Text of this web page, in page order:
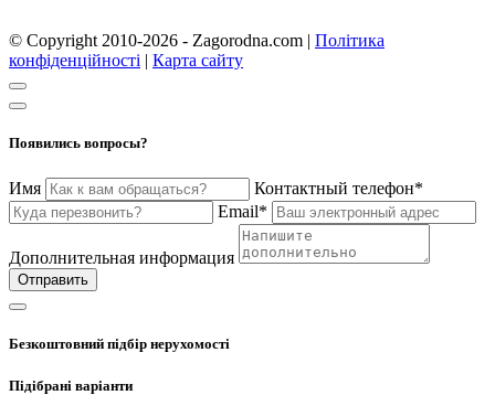
© Copyright 2010-2026 - Zagorodna.com | Політика
конфіденційності | Карта сайту
Появились вопросы?
Имя
Контактный телефон*
Email*
Дополнительная информация
Отправить
Безкоштовний підбір нерухомості
Підібрані варіанти